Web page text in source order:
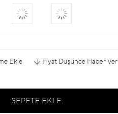
Ekle Fiyat Düşünce Haber Ver